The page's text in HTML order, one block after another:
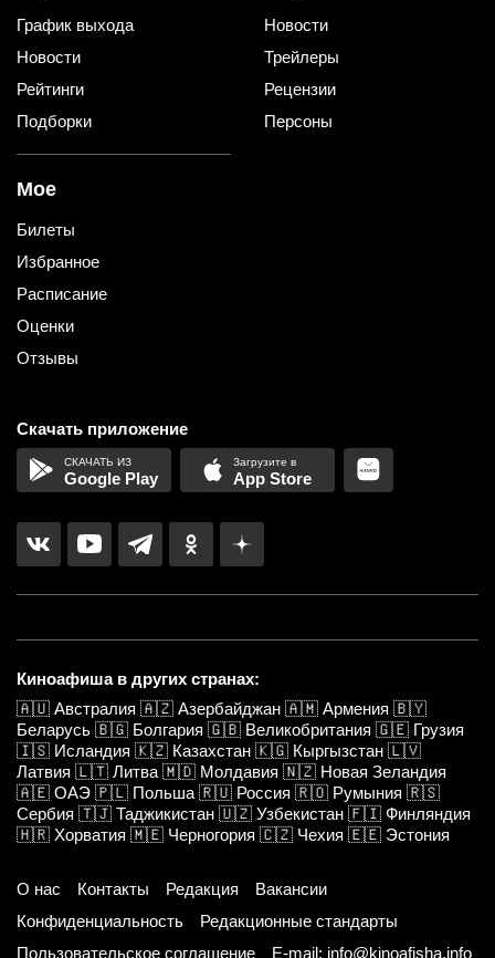
График выхода
Новости
Рейтинги
Подборки
Новости
Трейлеры
Рецензии
Персоны
Мое
Билеты
Избранное
Расписание
Оценки
Отзывы
Скачать приложение
Google Play App Store
Киноафиша в других странах:
🇦🇺 Австралия 🇦🇿 Азербайджан 🇦🇲 Армения 🇧🇾
Беларусь 🇧🇬 Болгария 🇬🇧 Великобритания 🇬🇪 Грузия
🇮🇸 Исландия 🇰🇿 Казахстан 🇰🇬 Кыргызстан 🇱🇻
Латвия 🇱🇹 Литва 🇲🇩 Молдавия 🇳🇿 Новая Зеландия
🇦🇪 ОАЭ 🇵🇱 Польша 🇷🇺 Россия 🇷🇴 Румыния 🇷🇸
Сербия 🇹🇯 Таджикистан 🇺🇿 Узбекистан 🇫🇮 Финляндия
🇭🇷 Хорватия 🇲🇪 Черногория 🇨🇿 Чехия 🇪🇪 Эстония
О нас Контакты Редакция
Вакансии
Конфиденциальность
Редакционные стандарты
Пользовательское соглашение
E-mail: info@kinoafisha.info